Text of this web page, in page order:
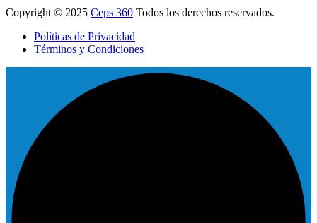
Copyright © 2025 Ceps 360 Todos los derechos reservados.
Políticas de Privacidad
Términos y Condiciones